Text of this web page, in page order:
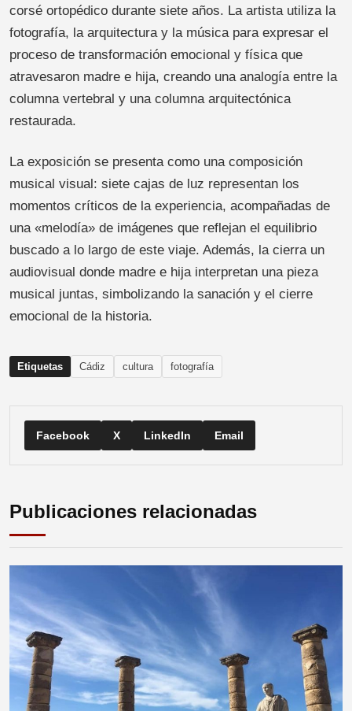
corsé ortopédico durante siete años. La artista utiliza la
fotografía, la arquitectura y la música para expresar el
proceso de transformación emocional y física que
atravesaron madre e hija, creando una analogía entre la
columna vertebral y una columna arquitectónica
restaurada.
La exposición se presenta como una composición
musical visual: siete cajas de luz representan los
momentos críticos de la experiencia, acompañadas de
una «melodía» de imágenes que reflejan el equilibrio
buscado a lo largo de este viaje. Además, la cierra un
audiovisual donde madre e hija interpretan una pieza
musical juntas, simbolizando la sanación y el cierre
emocional de la historia.
Etiquetas Cádiz cultura fotografía
Facebook X LinkedIn Email
Publicaciones relacionadas